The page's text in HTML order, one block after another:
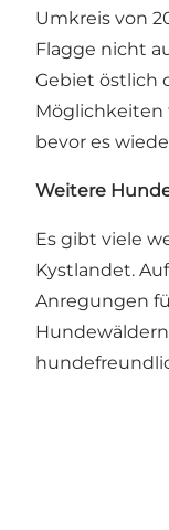
Umkreis von
Flagge nicht
Gebiet östlich
Möglichkeiten
bevor es
Weitere
Es gibt viele
Kystlandet.
Anregungen